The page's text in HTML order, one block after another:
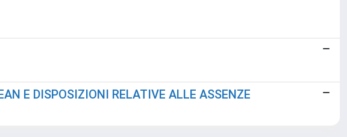
E DISPOSIZIONI RELATIVE ALLE ASSENZE